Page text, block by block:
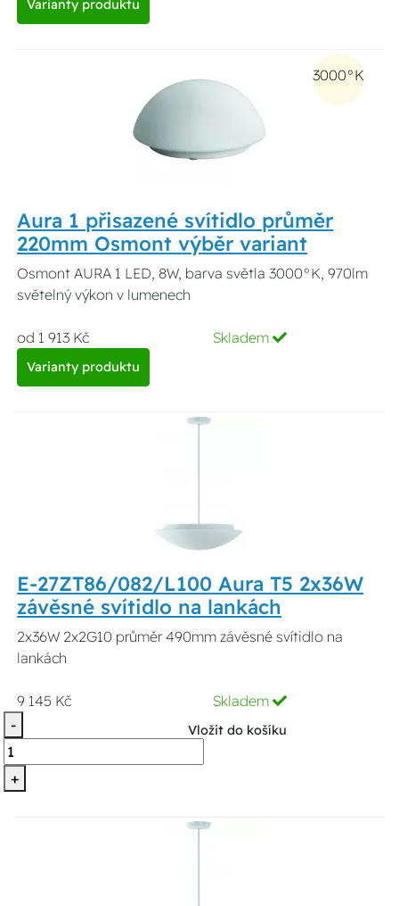
Varianty produktu
3000°K
Aura 1 přisazené svítidlo průměr
220mm Osmont výběr variant
Osmont AURA 1 LED, 8W, barva světla 3000°K, 970lm
světelný výkon v lumenech
od 1 913 Kč Skladem
Varianty produktu
E-27ZT86/082/L100 Aura T5 2x36W
závěsné svítidlo na lankách
2x36W 2x2G10 průměr 490mm závěsné svítidlo na
lankách
9 145 Kč
Skladem
-
+
Vložit do košíku